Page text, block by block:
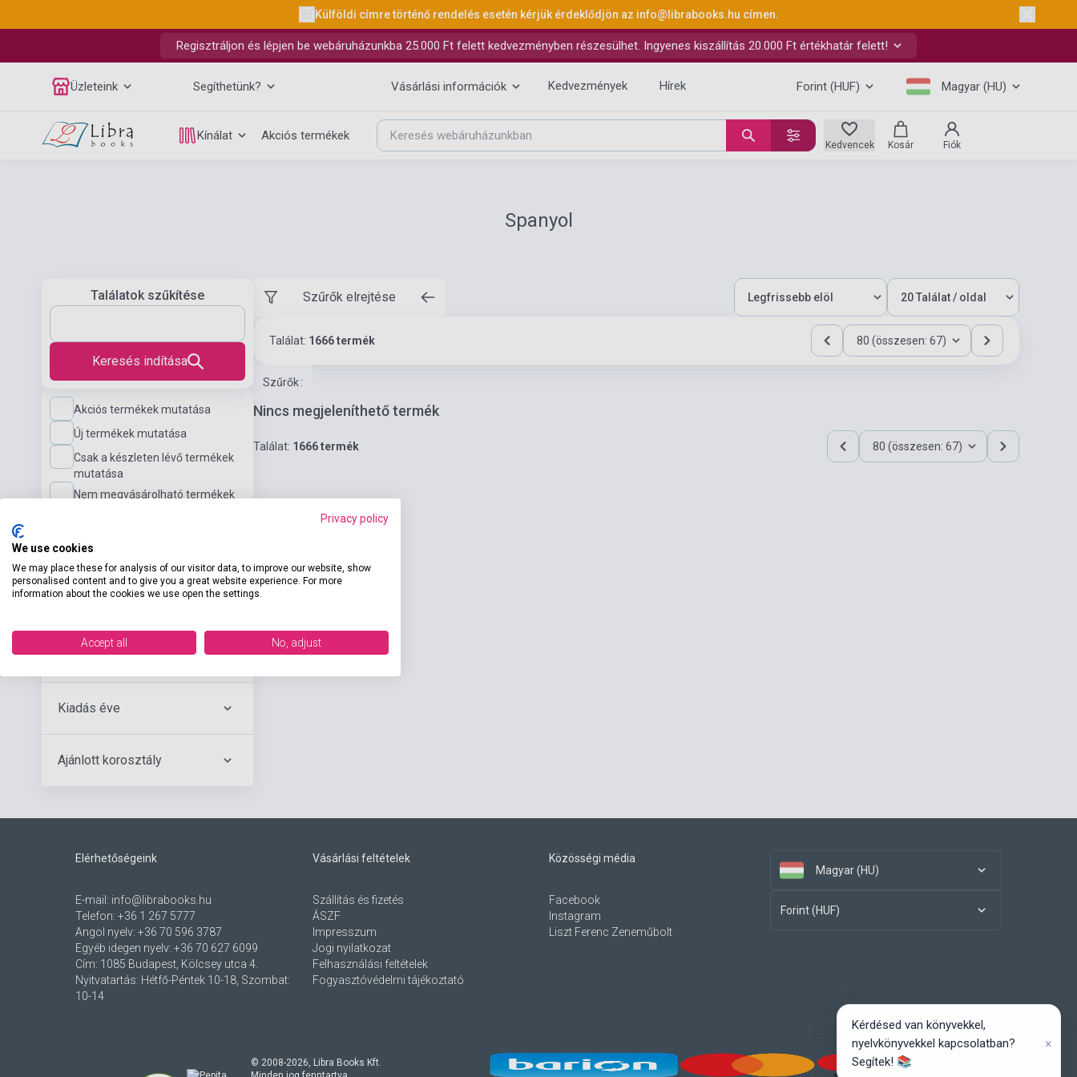
Külföldi címre történő rendelés esetén kérjük érdeklődjön az info@librabooks.hu címen.
Regisztráljon és lépjen be webáruházunkba 25.000 Ft felett kedvezményben részesülhet. Ingyenes kiszállítás 20.000 Ft értékhatár felett!
Üzleteink Segíthetünk? Vásárlási információk Kedvezmények Hírek Forint (HUF) Magyar (HU)
Kínálat Akciós termékek
Kedvencek Kosár Fiók
Spanyol
Találatok szűkítése
Keresés indítása
Akciós termékek mutatása
Új termékek mutatása
Csak a készleten lévő termékek
mutatása
Nem megvásárolható termékek
Nyelvi szint
Szerző
Kiadás éve
Ajánlott korosztály
Szűrők elrejtése
Találat: 1666 termék 80 (összesen: 67)
Szűrők:
Nincs megjeleníthető termék
Találat: 1666 termék 80 (összesen: 67)
Elérhetőségeink
E-mail: info@librabooks.hu
Telefon: +36 1 267 5777
Angol nyelv: +36 70 596 3787
Egyéb idegen nyelv: +36 70 627 6099
Cím: 1085 Budapest, Kölcsey utca 4.
Nyitvatartás: Hétfő-Péntek 10-18, Szombat:
10-14
Vásárlási feltételek
Szállítás és fizetés
ÁSZF
Impresszum
Jogi nyilatkozat
Felhasználási feltételek
Fogyasztóvédelmi tájékoztató
Közösségi média
Facebook
Instagram
Liszt Ferenc Zeneműbolt
Magyar (HU)
Forint (HUF)
© 2008-2026, Libra Books Kft.
Privacy policy
We use cookies
We may place these for analysis of our visitor data, to improve our website, show
personalised content and to give you a great website experience. For more
information about the cookies we use open the settings.
Accept all No, adjust
Kérdésed van könyvekkel,
nyelvkönyvekkel kapcsolatban?
Segítek! 📚
×